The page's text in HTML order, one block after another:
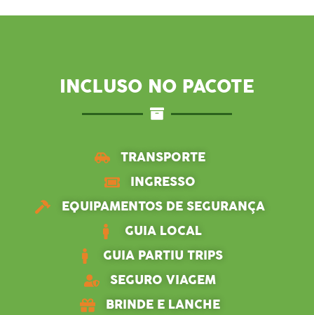
INCLUSO NO PACOTE
TRANSPORTE
INGRESSO
EQUIPAMENTOS DE SEGURANÇA
GUIA LOCAL
GUIA PARTIU TRIPS
SEGURO VIAGEM
BRINDE E LANCHE